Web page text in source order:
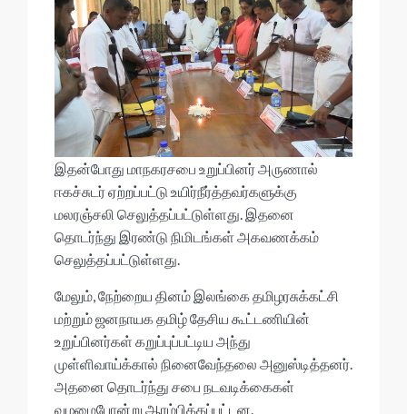
இதன்போது மாநகரசபை உறுப்பினர் அருணால்
ஈகச்சுடர் ஏற்றப்பட்டு உயிர்நீர்த்தவர்களுக்கு
மலரஞ்சலி செலுத்தப்பட்டுள்ளது. இதனை
தொடர்ந்து இரண்டு நிமிடங்கள் அகவணக்கம்
செலுத்தப்பட்டுள்ளது.
மேலும், நேற்றைய தினம் இலங்கை தமிழரசுக்கட்சி
மற்றும் ஜனநாயக தமிழ் தேசிய கூட்டணியின்
உறுப்பினர்கள் கறுப்புப்பட்டிய அந்து
முள்ளிவாய்க்கால் நினைவேந்தலை அனுஸ்டித்தனர்.
அதனை தொடர்ந்து சபை நடவடிக்கைகள்
வழமைபோன்று ஆரம்பிக்கப்பட்டன.